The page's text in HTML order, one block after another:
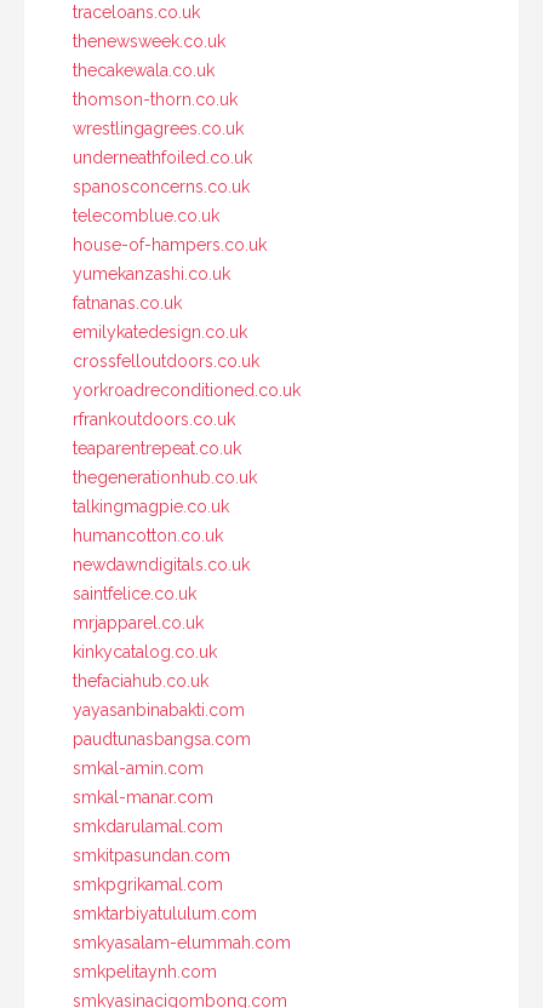
traceloans.co.uk
thenewsweek.co.uk
thecakewala.co.uk
thomson-thorn.co.uk
wrestlingagrees.co.uk
underneathfoiled.co.uk
spanosconcerns.co.uk
telecomblue.co.uk
house-of-hampers.co.uk
yumekanzashi.co.uk
fatnanas.co.uk
emilykatedesign.co.uk
crossfelloutdoors.co.uk
yorkroadreconditioned.co.uk
rfrankoutdoors.co.uk
teaparentrepeat.co.uk
thegenerationhub.co.uk
talkingmagpie.co.uk
humancotton.co.uk
newdawndigitals.co.uk
saintfelice.co.uk
mrjapparel.co.uk
kinkycatalog.co.uk
thefaciahub.co.uk
yayasanbinabakti.com
paudtunasbangsa.com
smkal-amin.com
smkal-manar.com
smkdarulamal.com
smkitpasundan.com
smkpgrikamal.com
smktarbiyatululum.com
smkyasalam-elummah.com
smkpelitaynh.com
smkyasinacigombong.com